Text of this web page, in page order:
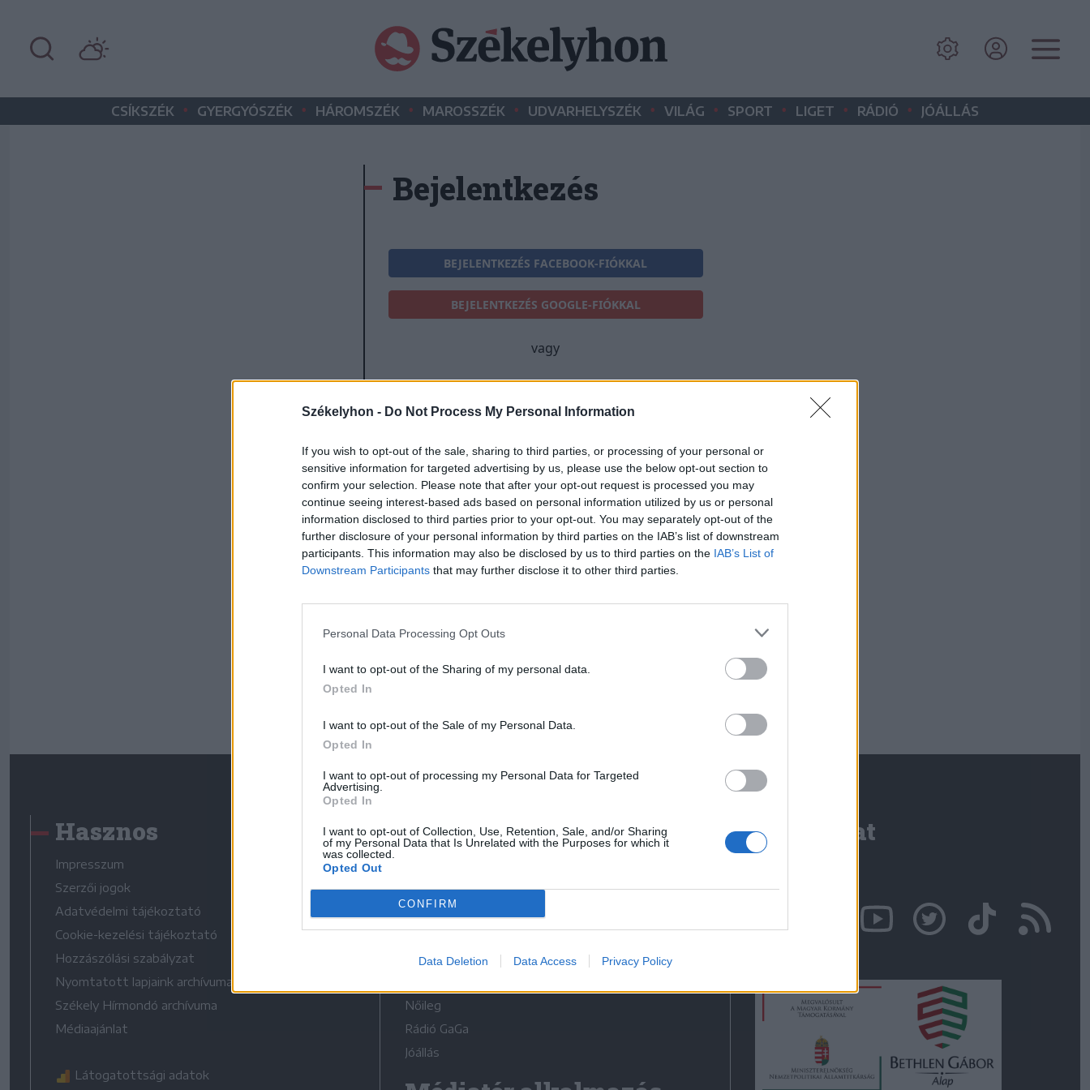
Székelyhon - Do Not Process My Personal Information
If you wish to opt-out of the sale, sharing to third parties, or processing of your personal or
sensitive information for targeted advertising by us, please use the below opt-out section to
confirm your selection. Please note that after your opt-out request is processed you may
continue seeing interest-based ads based on personal information utilized by us or personal
information disclosed to third parties prior to your opt-out. You may separately opt-out of the
further disclosure of your personal information by third parties on the IAB’s list of downstream
participants. This information may also be disclosed by us to third parties on the IAB’s List of
Downstream Participants that may further disclose it to other third parties.
Personal Data Processing Opt Outs
I want to opt-out of the Sharing of my personal data.
Opted In
I want to opt-out of the Sale of my Personal Data.
Opted In
I want to opt-out of processing my Personal Data for Targeted
Advertising.
Opted In
I want to opt-out of Collection, Use, Retention, Sale, and/or Sharing
of my Personal Data that Is Unrelated with the Purposes for which it
was collected.
Opted Out
CONFIRM
Data Deletion Data Access Privacy Policy
CSÍKSZÉK • GYERGYÓSZÉK • HÁROMSZÉK • MAROSSZÉK • UDVARHELYSZÉK • VILÁG • SPORT • LIGET • RÁDIÓ • JÓÁLLÁS
Bejelentkezés
BEJELENTKEZÉS FACEBOOK-FIÓKKAL
BEJELENTKEZÉS GOOGLE-FIÓKKAL
vagy
E-mail-cím
Jelszó
Elfelejtette a jelszavát?
BEJELENTKEZÉS
Hasznos
Impresszum
Szerzői jogok
Adatvédelmi tájékoztató
Cookie-kezelési tájékoztató
Hozzászólási szabályzat
Nyomtatott lapjaink archívuma
Székely Hírmondó archívuma
Médiaajánlat
Látogatottsági adatok
Médiatér
Liget
Krónika
Bihari Napló
Erdélyi Napló
Nőileg
Rádió GaGa
Jóállás
Kapcsolat